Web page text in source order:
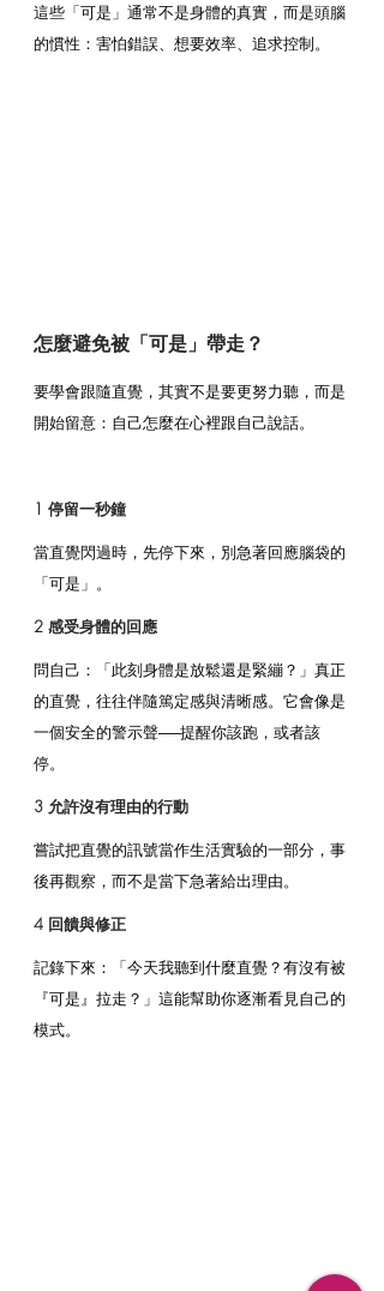
這些「可是」通常不是身體的真實，而是頭腦
的慣性：害怕錯誤、想要效率、追求控制。
怎麼避免被「可是」帶走？
要學會跟隨直覺，其實不是要更努力聽，而是
開始留意：自己怎麼在心裡跟自己說話。
1 停留一秒鐘
當直覺閃過時，先停下來，別急著回應腦袋的
「可是」。
2 感受身體的回應
問自己：「此刻身體是放鬆還是緊繃？」真正
的直覺，往往伴隨篤定感與清晰感。它會像是
一個安全的警示聲──提醒你該跑，或者該
停。
3 允許沒有理由的行動
嘗試把直覺的訊號當作生活實驗的一部分，事
後再觀察，而不是當下急著給出理由。
4 回饋與修正
記錄下來：「今天我聽到什麼直覺？有沒有被
『可是』拉走？」這能幫助你逐漸看見自己的
模式。